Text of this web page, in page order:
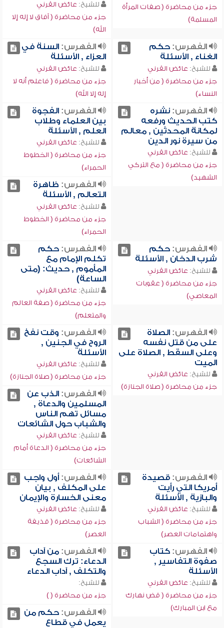
جزء من محاضرة ( صفات المرأة
المسلمة)
للشيخ: عائض القرني
جزء من محاضرة ( آفاق لا إله إلا
الله)
الفهرس:حكم
الغناء , الأسئلة
للشيخ: عائض القرني
جزء من محاضرة ( من أخبار
النساء)
الفهرس:السنة في
العزاء , الأسئلة
للشيخ: عائض القرني
جزء من محاضرة ( فاعلم أنه لا
إله إلا الله)
الفهرس:نشره
كتب الحديث ورفعه
لمكانة المحدثين , معالم
من سيرة نور الدين
للشيخ: عائض القرني
جزء من محاضرة ( مع التركي
الشهيد)
الفهرس:الفجوة
بين العلماء وطلاب
العلم , الأسئلة
للشيخ: عائض القرني
جزء من محاضرة ( الخطوط
الحمراء)
الفهرس: ظاهرة
التعالم , الأسئلة
للشيخ: عائض القرني
جزء من محاضرة ( الخطوط
الحمراء)
الفهرس:حكم
شرب الدخان , الأسئلة
للشيخ: عائض القرني
جزء من محاضرة ( عقوبات
المعاصي)
الفهرس:حكم
تكلم الإمام مع
المأموم , حديث: (متى
الساعة)
للشيخ: عائض القرني
جزء من محاضرة ( صفة العالم
والمتعلم)
الفهرس:الصلاة
على من قتل نفسه
وعلى السقط , الصلاة على
الميت
للشيخ: عائض القرني
جزء من محاضرة ( صلاة الجنازة)
الفهرس: وقت نفخ
الروح في الجنين ,
الأسئلة
للشيخ: عائض القرني
جزء من محاضرة ( صلاة الجنازة)
الفهرس:الذب عن
المسلمين والدعاة ,
مسائل تهم الناس
والشباب حول الشائعات
للشيخ: عائض القرني
جزء من محاضرة ( الدعاة أمام
الشائعات)
الفهرس:قصيدة
أمريكا التي رأيت
والبازية , الأسئلة
للشيخ: عائض القرني
جزء من محاضرة ( الشباب
واهتمامات العصر)
الفهرس:أول واجب
على المكلف , بيان
معنى الخسارة والإيمان
للشيخ: عائض القرني
جزء من محاضرة ( قذيفة
العصر)
الفهرس:كتاب
صفوة التفاسير ,
الأسئلة
للشيخ: عائض القرني
جزء من محاضرة ( قض نهارك
مع ابن المبارك)
الفهرس:من آداب
الدعاء: ترك السجع
والتكلف , آداب الدعاء
للشيخ:
جزء من محاضرة ( )
الفهرس:حكم من
يعمل في قطاع